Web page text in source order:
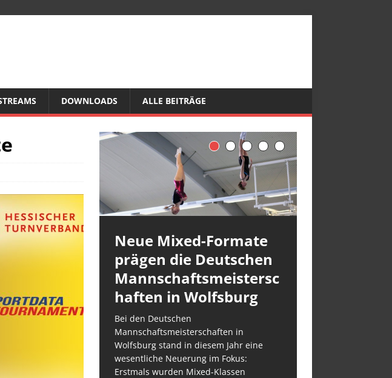
DOWNLOADS ALLE BEITRÄGE
Neue Mixed-Formate
prägen die Deutschen
Mannschaftsmeistersc
haften in Wolfsburg
Bei den Deutschen
Mannschaftsmeisterschaften in
Wolfsburg stand in diesem Jahr eine
wesentliche Neuerung im Fokus:
Erstmals wurden Mixed-Klassen